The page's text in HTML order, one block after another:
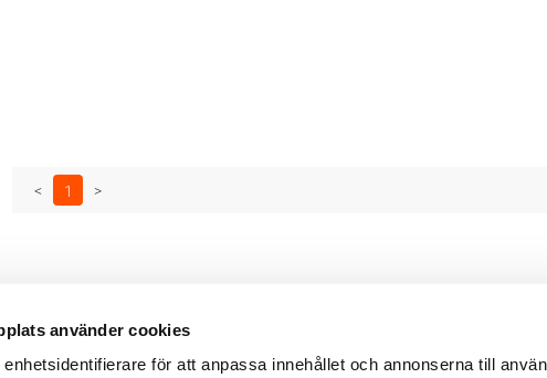
använder cookies
för att anpassa innehållet och annonserna till
< 1 >
Användarvillkor
Leverans- och